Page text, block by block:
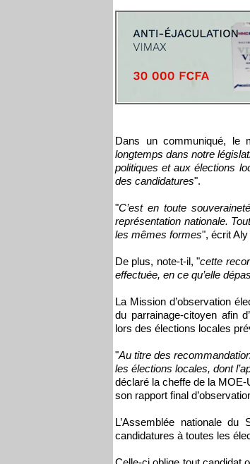
Dans un communiqué, le
longtemps dans notre
politiques et aux élections
des candidatures".
"C’est en toute
représentation nationale.
les mêmes formes", écrit
De plus, note-t-il, "cette
effectuée, en ce qu’elle
La Mission d’observation
du parrainage-citoyen afin
lors des élections locales
"Au titre des
les élections locales, dont
déclaré la cheffe de la MOE-
son rapport final
L’Assemblée nationale
candidatures à toutes les